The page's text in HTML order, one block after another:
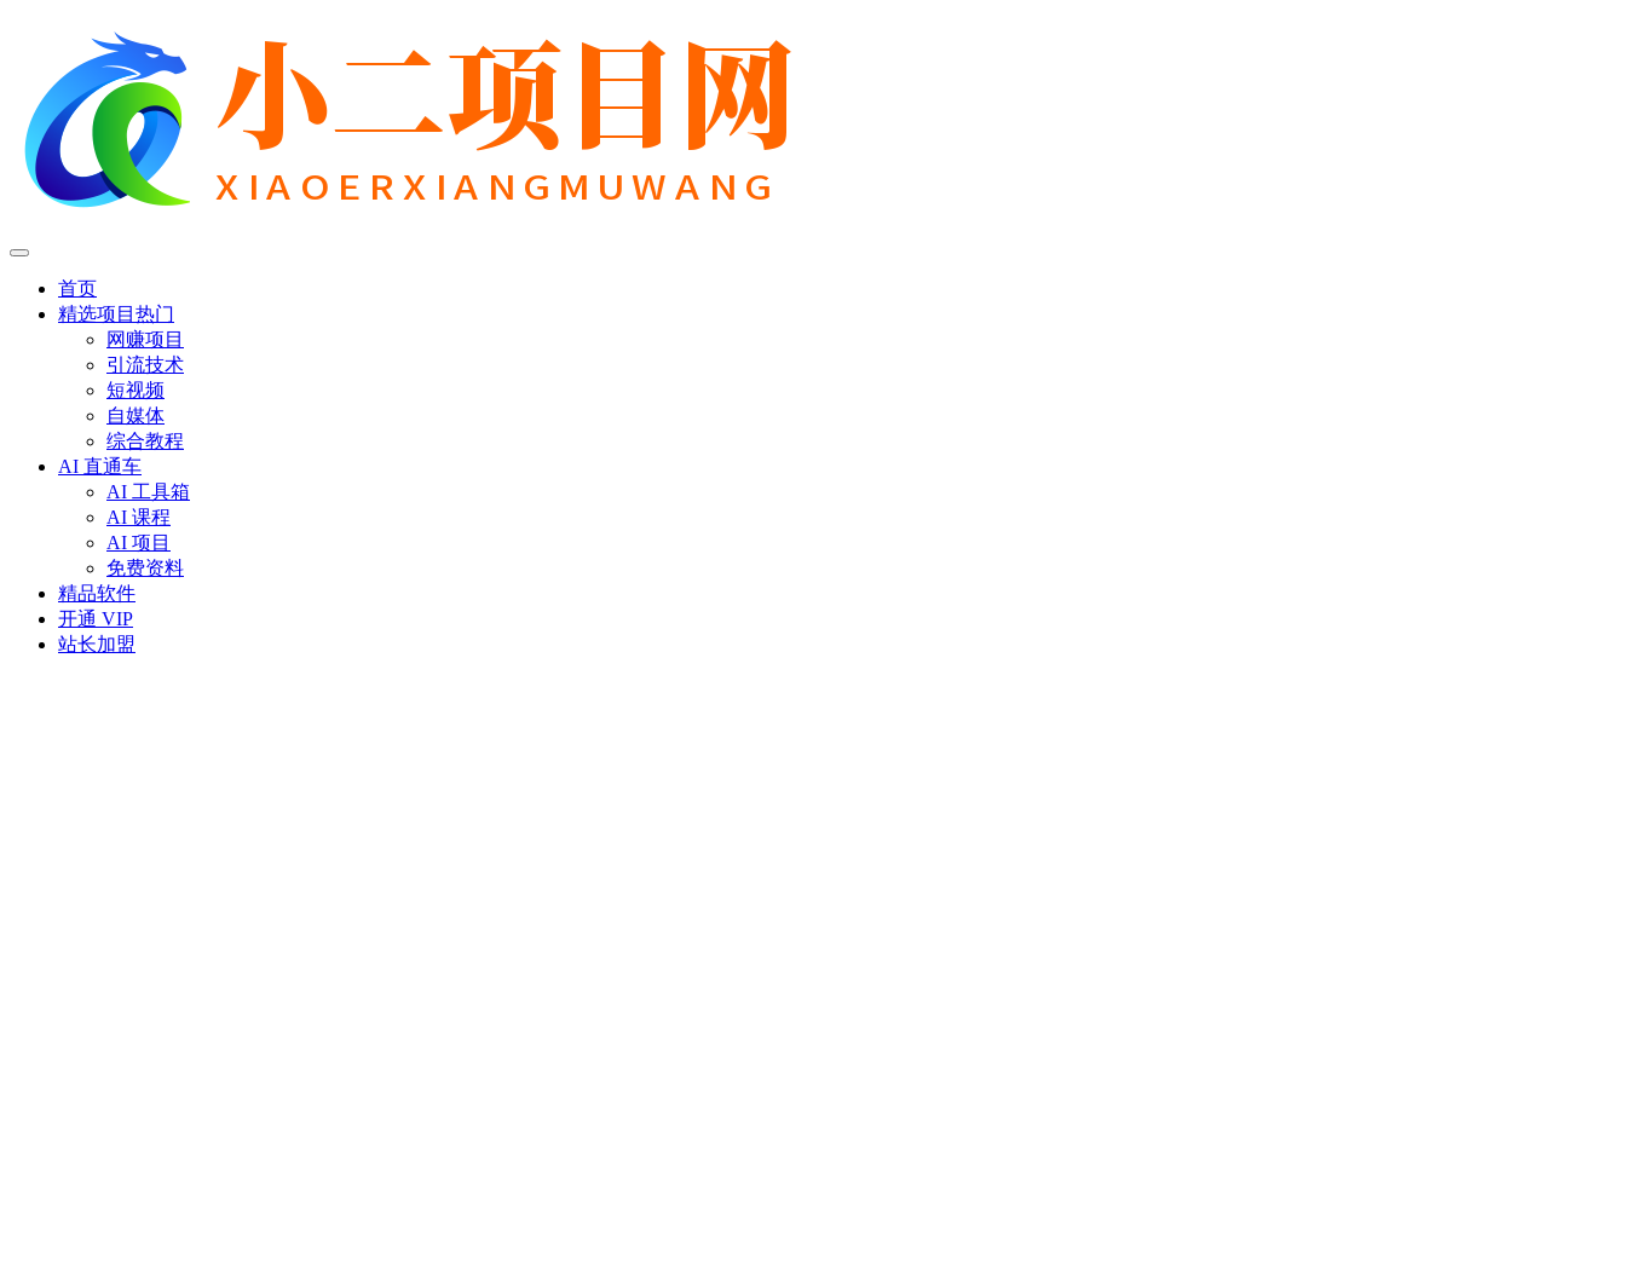
首页
精选项目 热门
网赚项目
引流技术
短视频
自媒体
综合教程
AI 直通车
AI 工具箱
AI 课程
AI 项目
免费资料
精品软件
开通 VIP
站长加盟